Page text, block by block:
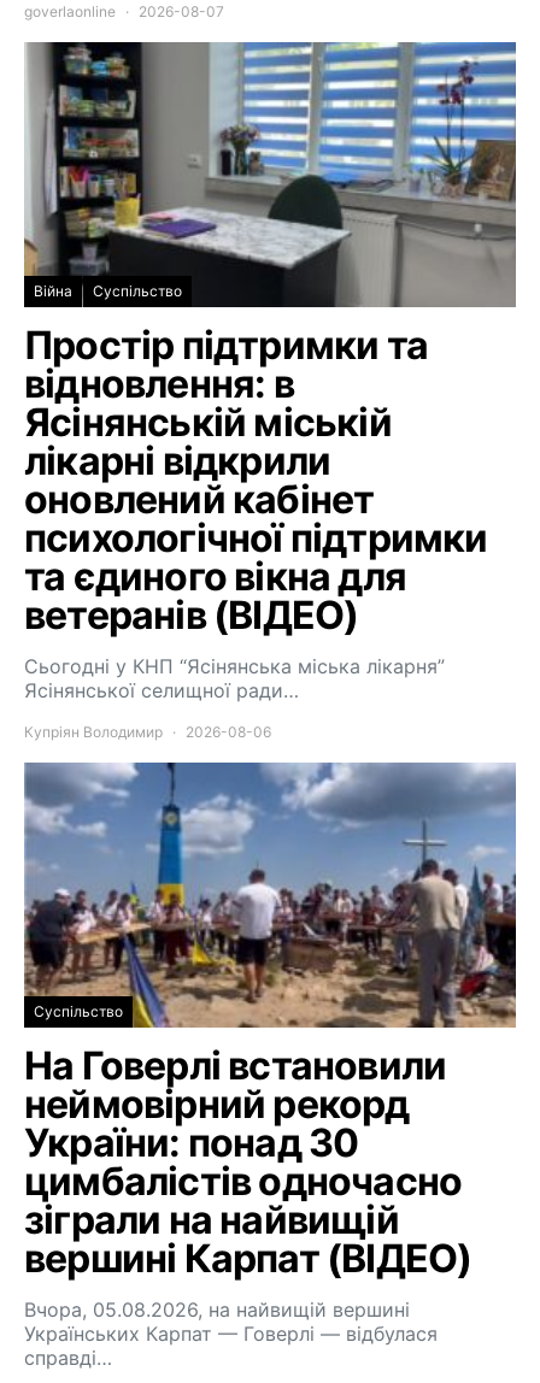
goverlaonline 2026-08-07
Війна Суспільство
Простір підтримки та
відновлення: в
Ясінянській міській
лікарні відкрили
оновлений кабінет
психологічної підтримки
та єдиного вікна для
ветеранів (ВІДЕО)
Сьогодні у КНП “Ясінянська міська лікарня”
Ясінянської селищної ради…
Купріян Володимир 2026-08-06
Суспільство
На Говерлі встановили
неймовірний рекорд
України: понад 30
цимбалістів одночасно
зіграли на найвищій
вершині Карпат (ВІДЕО)
Вчора, 05.08.2026, на найвищій вершині
Українських Карпат — Говерлі — відбулася
справді…